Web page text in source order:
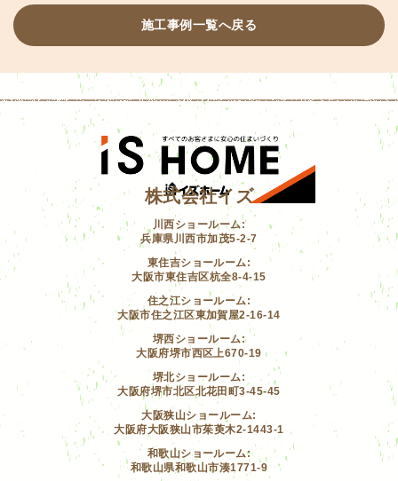
施工事例一覧へ戻る
株式会社イズ
川西ショールーム:
兵庫県川西市加茂5-2-7
東住吉ショールーム:
大阪市東住吉区杭全8-4-15
住之江ショールーム:
大阪市住之江区東加賀屋2-16-14
堺西ショールーム:
大阪府堺市西区上670-19
堺北ショールーム:
大阪府堺市北区北花田町3-45-45
大阪狭山ショールーム:
大阪府大阪狭山市茱萸木2-1443-1
和歌山ショールーム:
和歌山県和歌山市湊1771-9